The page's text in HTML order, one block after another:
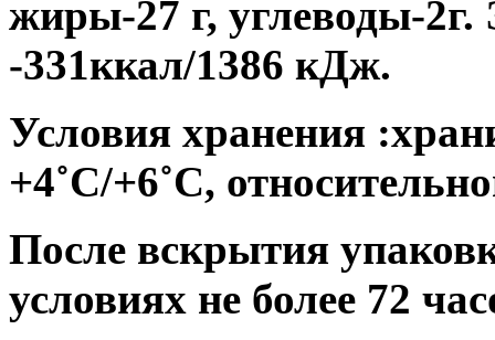
жиры-27 г, углеводы-2г.
-331ккал/1386 кДж.
Условия хранения
+4˚С/+6˚С,
После вскрытия
условиях не более 72